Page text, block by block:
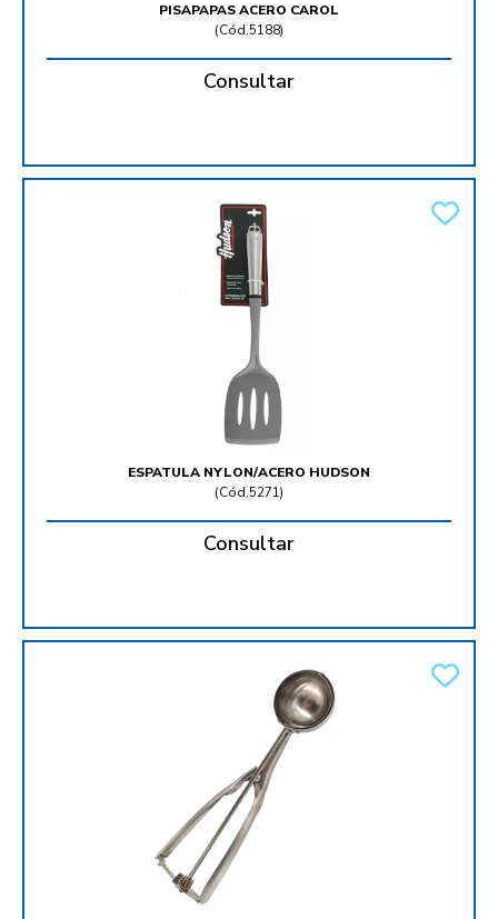
PISAPAPAS ACERO CAROL
(Cód.5188)
Consultar
ESPATULA NYLON/ACERO HUDSON
(Cód.5271)
Consultar